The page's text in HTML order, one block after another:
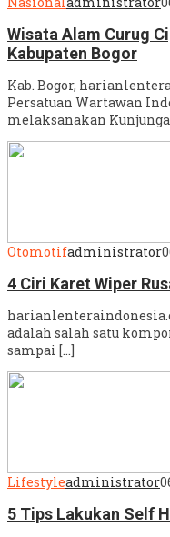
Wisata Alam Curug
Kabupaten Bogor
Kab. Bogor,
Persatuan Wartawan
melaksanakan
Otomotifadministrator
4 Ciri Karet Wiper
adalah salah satu
sampai […]
Lifestyleadministrator
5 Tips Lakukan Self